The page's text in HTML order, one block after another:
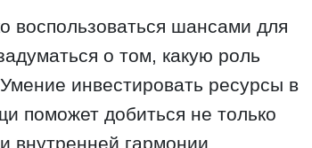
воспользоваться шансами для
о том, какую роль
инвестировать ресурсы в
поможет добиться не только
внутренней гармонии.